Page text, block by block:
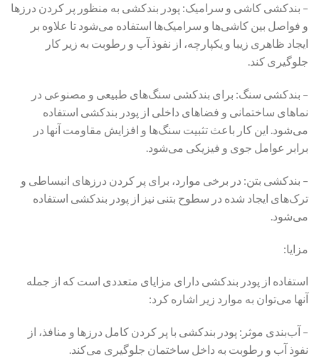
– بندکشی کاشی و سرامیک: پودر بندکشی به منظور پر کردن درزها
و فواصل بین کاشی‌ها و سرامیک‌ها استفاده می‌شود تا علاوه بر
ایجاد ظاهری زیبا و یکپارچه، از نفوذ آب و رطوبت به زیر کار
جلوگیری کند.
– بندکشی سنگ: برای بندکشی سنگ‌های طبیعی و مصنوعی در
نماهای ساختمانی و فضاهای داخلی از پودر بندکشی استفاده
می‌شود. این کار باعث تثبیت سنگ‌ها و افزایش مقاومت آنها در
برابر عوامل جوی و فیزیکی می‌شود.
– بندکشی بتن: در برخی موارد، برای پر کردن درزهای انبساطی و
ترک‌های ایجاد شده در سطوح بتنی نیز از پودر بندکشی استفاده
می‌شود.
مزایا:
استفاده از پودر بندکشی دارای مزایای متعددی است که از جمله
آنها می‌توان به موارد زیر اشاره کرد:
– آب‌بندی موثر: پودر بندکشی با پر کردن کامل درزها و منافذ، از
نفوذ آب و رطوبت به داخل ساختمان جلوگیری می‌کند.